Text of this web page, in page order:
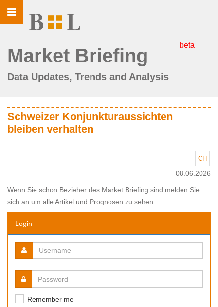
Toggle
navigation
Market Briefing beta
Data Updates, Trends and Analysis
Schweizer Konjunkturaussichten
bleiben verhalten
CH
08.06.2026
Wenn Sie schon Bezieher des Market Briefing sind melden Sie
sich an um alle Artikel und Prognosen zu sehen.
Login
Remember me